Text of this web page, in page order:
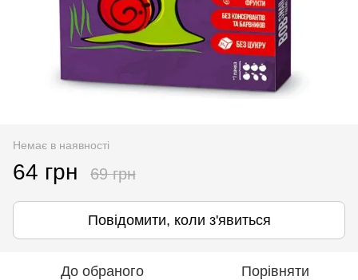
Немає в наявності
64 грн 69 грн
Повідомити, коли з'явиться
До обраного Порівняти